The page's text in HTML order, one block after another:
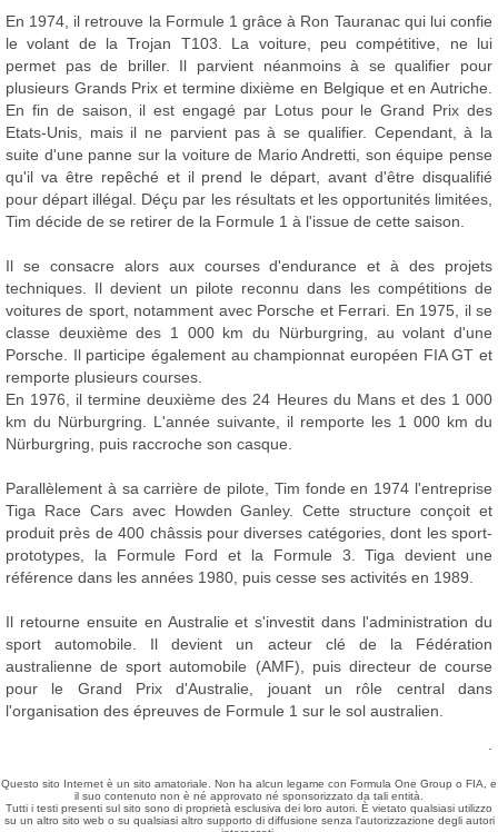
En 1974, il retrouve la Formule 1 grâce à Ron Tauranac qui lui confie
le volant de la Trojan T103. La voiture, peu compétitive, ne lui
permet pas de briller. Il parvient néanmoins à se qualifier pour
plusieurs Grands Prix et termine dixième en Belgique et en Autriche.
En fin de saison, il est engagé par Lotus pour le Grand Prix des
Etats-Unis, mais il ne parvient pas à se qualifier. Cependant, à la
suite d'une panne sur la voiture de Mario Andretti, son équipe pense
qu'il va être repêché et il prend le départ, avant d'être disqualifié
pour départ illégal. Déçu par les résultats et les opportunités limitées,
Tim décide de se retirer de la Formule 1 à l'issue de cette saison.
Il se consacre alors aux courses d'endurance et à des projets
techniques. Il devient un pilote reconnu dans les compétitions de
voitures de sport, notamment avec Porsche et Ferrari. En 1975, il se
classe deuxième des 1 000 km du Nürburgring, au volant d'une
Porsche. Il participe également au championnat européen FIA GT et
remporte plusieurs courses.
En 1976, il termine deuxième des 24 Heures du Mans et des 1 000
km du Nürburgring. L'année suivante, il remporte les 1 000 km du
Nürburgring, puis raccroche son casque.
Parallèlement à sa carrière de pilote, Tim fonde en 1974 l'entreprise
Tiga Race Cars avec Howden Ganley. Cette structure conçoit et
produit près de 400 châssis pour diverses catégories, dont les sport-
prototypes, la Formule Ford et la Formule 3. Tiga devient une
référence dans les années 1980, puis cesse ses activités en 1989.
Il retourne ensuite en Australie et s'investit dans l'administration du
sport automobile. Il devient un acteur clé de la Fédération
australienne de sport automobile (AMF), puis directeur de course
pour le Grand Prix d'Australie, jouant un rôle central dans
l'organisation des épreuves de Formule 1 sur le sol australien.
Questo sito Internet è un sito amatoriale. Non ha alcun legame con Formula One Group o FIA, e
il suo contenuto non è né approvato né sponsorizzato da tali entità.
Tutti i testi presenti sul sito sono di proprietà esclusiva dei loro autori. È vietato qualsiasi utilizzo
su un altro sito web o su qualsiasi altro supporto di diffusione senza l'autorizzazione degli autori